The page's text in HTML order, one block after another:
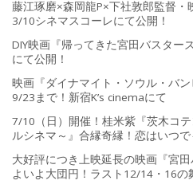
藤江琢磨×森岡龍P×下社敦郎監督・
3/10シネマスコーレにて公開！
DIY映画『帰ってきた宮田バスター
にて公開！
映画『ダイナマイト・ソウル・バン
9/23まで！新宿K’s cinemaにて
7/10（日）開催！桂米紫『茨木コ
ルシネマ～』合縁奇縁！恋はいつ
大好評につき上映延長の映画『宮
よいよ大団円！ラスト12/14・16の